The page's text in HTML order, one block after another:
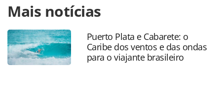
https://www.panrotas.com.br/gente/movimentacao/2026/
de-bonadona-deixa-conselho-consultivo-do-grupo-taua-
apos-sete-anos_224913.html ou as ferramentas oferecidas
na página. Todo o conteúdo produzido pela PANROTAS
Editora é protegido pela legislação brasileira sobre direito
autoral. Não reproduza o conteúdo sem autorização da
Mais notícias
Puerto Plata e Cabarete: o
Caribe dos ventos e das ondas
para o viajante brasileiro